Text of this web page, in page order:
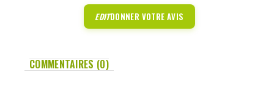
EDITDONNER VOTRE AVIS
COMMENTAIRES (0)